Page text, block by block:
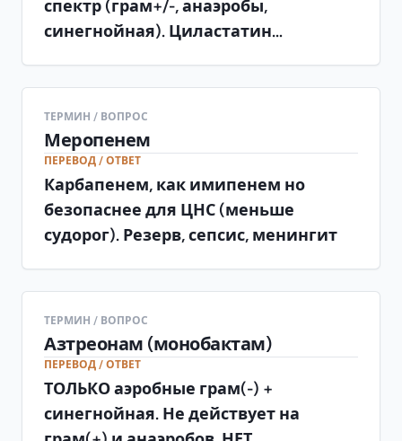
спектр (грам+/-, анаэробы,
синегнойная). Циластатин
ТЕРМИН / ВОПРОС
Меропенем
ПЕРЕВОД / ОТВЕТ
Карбапенем, как имипенем но
безопаснее для ЦНС (меньше
судорог). Резерв, сепсис, менингит
ТЕРМИН / ВОПРОС
Азтреонам (монобактам)
ПЕРЕВОД / ОТВЕТ
ТОЛЬКО аэробные грам(-) +
синегнойная. Не действует на